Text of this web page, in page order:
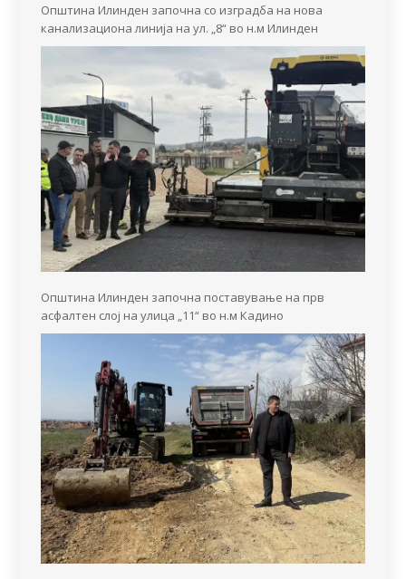
Општина Илинден започна со изградба на нова
канализациона линија на ул. „8“ во н.м Илинден
Општина Илинден започна поставување на прв
асфалтен слој на улица „11“ во н.м Кадино